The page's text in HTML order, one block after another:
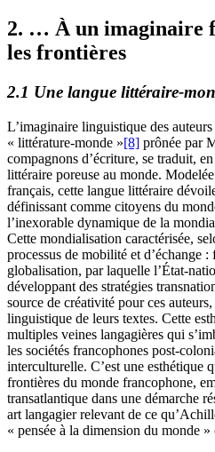
2. … À un imaginaire
les frontières
2.1 Une langue littéraire-
L’imaginaire linguistique des
« littérature-monde »[8] prônée par
compagnons d’écriture, se traduit,
littéraire poreuse au monde.
français, cette langue littéraire
définissant comme citoyens du
l’inexorable dynamique de la
Cette mondialisation caractérisée,
processus de mobilité et d’échange
globalisation, par laquelle l’État-
développant des stratégies
source de créativité pour ces
linguistique de leurs textes. Cette
multiples veines langagières qui
les sociétés francophones post-
interculturelle. C’est une esthétique
frontières du monde francophone,
transatlantique dans une démarche
art langagier relevant de ce
« pensée à la dimension du monde